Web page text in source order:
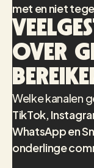
met en niet
over
Welke kanalen
TikTok,
WhatsApp en
onderlinge